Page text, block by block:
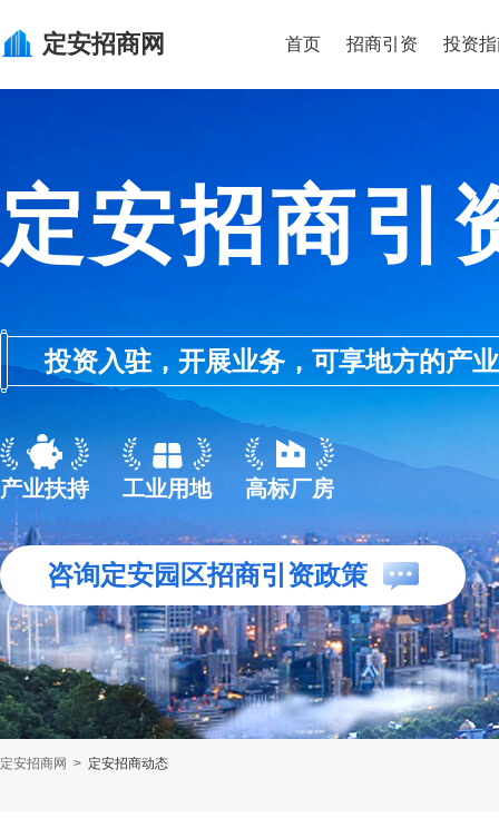
定安招商网 首页 招商引资 投资
定安招商引
投资入驻，开展业务，可享地方的产
产业扶持 工业用地 高标厂房
咨询定安园区招商引资政策
定安招商网 > 定安招商动态